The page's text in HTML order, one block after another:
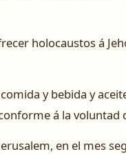
holocaustos á
y bebida y
á la voluntad
en el mes